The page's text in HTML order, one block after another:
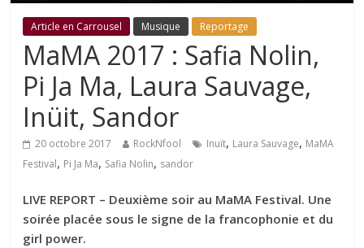
Article en Carrousel Musique Reportage
MaMA 2017 : Safia Nolin,
Pi Ja Ma, Laura Sauvage,
Inüit, Sandor
20 octobre 2017 RockNfool Inuït, Laura Sauvage, MaMA
Festival, Pi Ja Ma, Safia Nolin, sandor
LIVE REPORT – Deuxième soir au MaMA Festival. Une
soirée placée sous le signe de la francophonie et du
girl power.